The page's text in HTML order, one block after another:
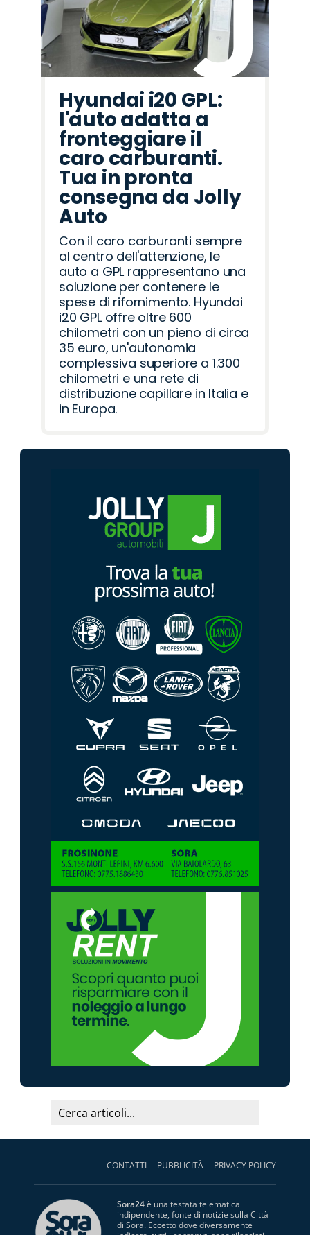
Hyundai i20 GPL:
l'auto adatta a
fronteggiare il
caro carburanti.
Tua in pronta
consegna da Jolly
Auto
Con il caro carburanti sempre
al centro dell'attenzione, le
auto a GPL rappresentano una
soluzione per contenere le
spese di rifornimento. Hyundai
i20 GPL offre oltre 600
chilometri con un pieno di circa
35 euro, un'autonomia
complessiva superiore a 1.300
chilometri e una rete di
distribuzione capillare in Italia e
in Europa.
CONTATTI PUBBLICITÀ PRIVACY POLICY
Sora24è una testata telematica
indipendente, fonte di notizie sulla Città
di Sora. Eccetto dove diversamente